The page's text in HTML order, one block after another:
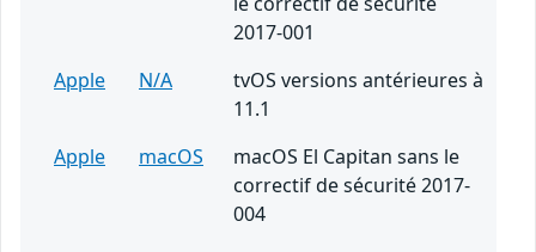
2017-001
Apple
N/A
tvOS versions antérieures à
11.1
Apple
macOS
macOS El Capitan sans le
correctif de sécurité 2017-
004